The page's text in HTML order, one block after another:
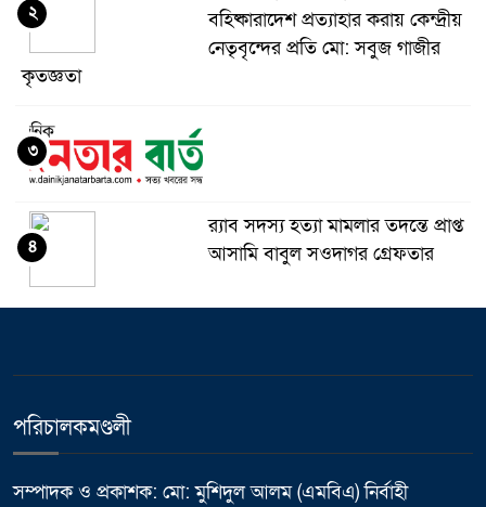
বহিষ্কারাদেশ প্রত্যাহার করায় কেন্দ্রীয়
নেতৃবৃন্দের প্রতি মো: সবুজ গাজীর
কৃতজ্ঞতা
২
৩
র‌্যাব সদস্য হত্যা মামলার তদন্তে প্রাপ্ত
আসামি বাবুল সওদাগর গ্রেফতার
৪
সম্মেলন
বাচ্চুর বরাদ্দে এইচবিবি রাস্তার কাজের
উদ্বোধন
৬
পরিচালকমণ্ডলী
সম্পাদক ও প্রকাশক: মো: মুশিদুল আলম (এমবিএ) নির্বাহী